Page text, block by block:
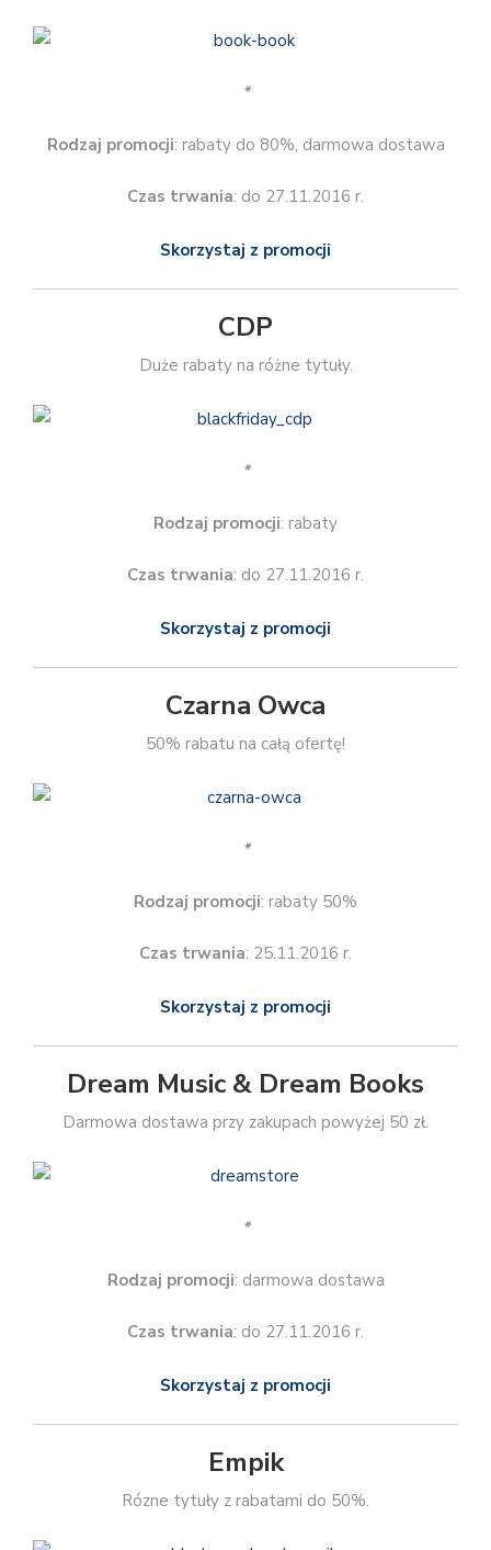
*
Rodzaj promocji: rabaty do 80%, darmowa dostawa
Czas trwania: do 27.11.2016 r.
Skorzystaj z promocji
CDP
Duże rabaty na różne tytuły.
*
Rodzaj promocji: rabaty
Czas trwania: do 27.11.2016 r.
Skorzystaj z promocji
Czarna Owca
50% rabatu na całą ofertę!
*
Rodzaj promocji: rabaty 50%
Czas trwania: 25.11.2016 r.
Skorzystaj z promocji
Dream Music & Dream Books
Darmowa dostawa przy zakupach powyżej 50 zł.
*
Rodzaj promocji: darmowa dostawa
Czas trwania: do 27.11.2016 r.
Skorzystaj z promocji
Empik
Rózne tytuły z rabatami do 50%.